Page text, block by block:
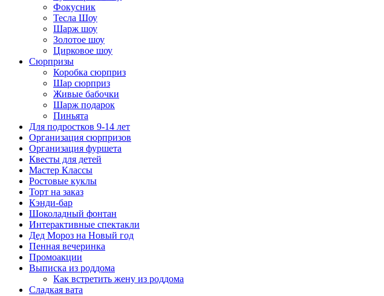
Фокусник
Тесла Шоу
Шарж шоу
Золотое шоу
Цирковое шоу
Сюрпризы
Коробка сюрприз
Шар сюрприз
Живые бабочки
Шарж подарок
Пиньята
Для подростков 9-14 лет
Организация сюрпризов
Организация фуршета
Квесты для детей
Мастер Классы
Ростовые куклы
Торт на заказ
Кэнди-бар
Шоколадный фонтан
Интерактивные спектакли
Дед Мороз на Новый год
Пенная вечеринка
Промоакции
Выписка из роддома
Как встретить жену из роддома
Сладкая вата